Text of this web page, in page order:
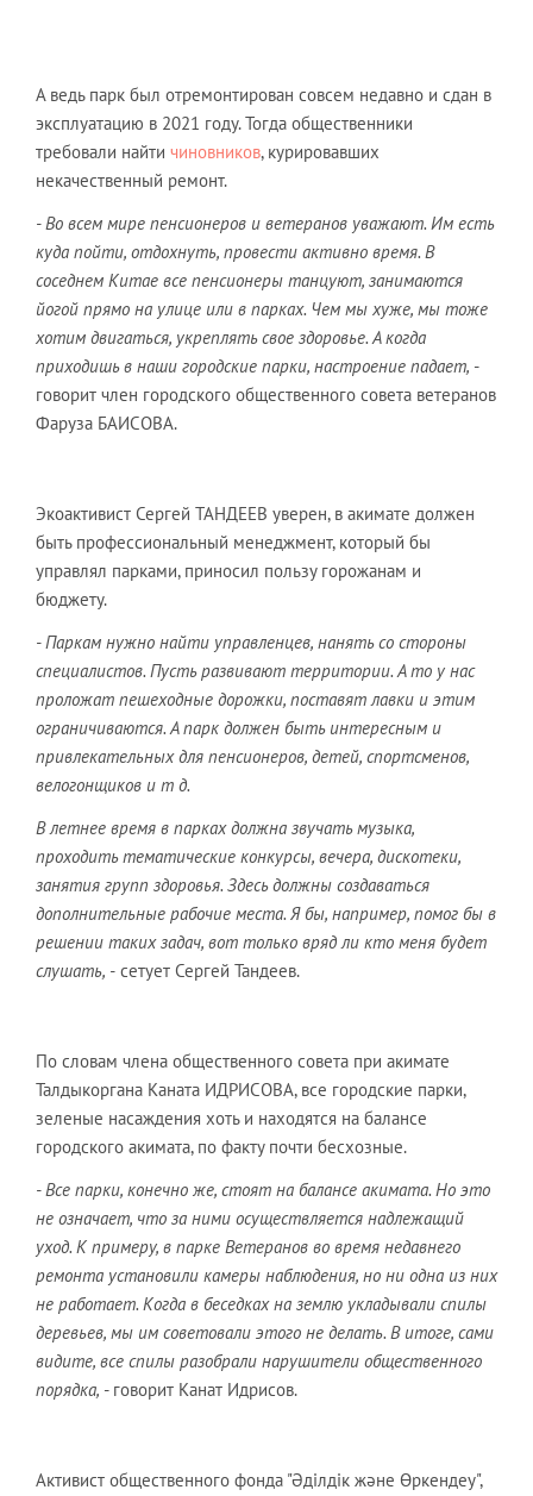
А ведь парк был отремонтирован совсем недавно и сдан в
эксплуатацию в 2021 году. Тогда общественники
требовали найти чиновников, курировавших
некачественный ремонт.
- Во всем мире пенсионеров и ветеранов уважают. Им есть
куда пойти, отдохнуть, провести активно время. В
соседнем Китае все пенсионеры танцуют, занимаются
йогой прямо на улице или в парках. Чем мы хуже, мы тоже
хотим двигаться, укреплять свое здоровье. А когда
приходишь в наши городские парки, настроение падает, -
говорит член городского общественного совета ветеранов
Фаруза БАИСОВА.
Экоактивист Сергей ТАНДЕЕВ уверен, в акимате должен
быть профессиональный менеджмент, который бы
управлял парками, приносил пользу горожанам и
бюджету.
- Паркам нужно найти управленцев, нанять со стороны
специалистов. Пусть развивают территории. А то у нас
проложат пешеходные дорожки, поставят лавки и этим
ограничиваются. А парк должен быть интересным и
привлекательных для пенсионеров, детей, спортсменов,
велогонщиков и т д.
В летнее время в парках должна звучать музыка,
проходить тематические конкурсы, вечера, дискотеки,
занятия групп здоровья. Здесь должны создаваться
дополнительные рабочие места. Я бы, например, помог бы в
решении таких задач, вот только вряд ли кто меня будет
слушать, - сетует Сергей Тандеев.
По словам члена общественного совета при акимате
Талдыкоргана Каната ИДРИСОВА, все городские парки,
зеленые насаждения хоть и находятся на балансе
городского акимата, по факту почти бесхозные.
- Все парки, конечно же, стоят на балансе акимата. Но это
не означает, что за ними осуществляется надлежащий
уход. К примеру, в парке Ветеранов во время недавнего
ремонта установили камеры наблюдения, но ни одна из них
не работает. Когда в беседках на землю укладывали спилы
деревьев, мы им советовали этого не делать. В итоге, сами
видите, все спилы разобрали нарушители общественного
порядка, - говорит Канат Идрисов.
Активист общественного фонда "Әділдік және Өркендеу",